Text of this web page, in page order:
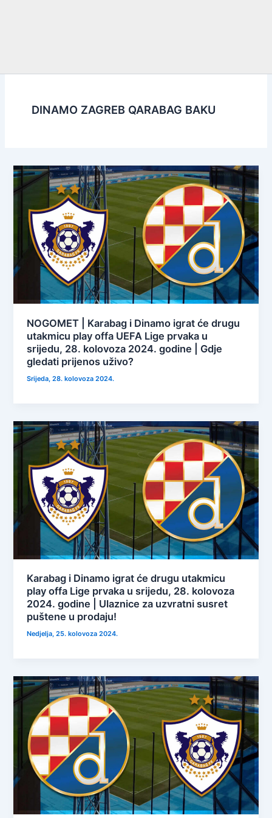
DINAMO ZAGREB QARABAG BAKU
NOGOMET | Karabag i Dinamo igrat će drugu
utakmicu play offa UEFA Lige prvaka u
srijedu, 28. kolovoza 2024. godine | Gdje
gledati prijenos uživo?
Srijeda, 28. kolovoza 2024.
Karabag i Dinamo igrat će drugu utakmicu
play offa Lige prvaka u srijedu, 28. kolovoza
2024. godine | Ulaznice za uzvratni susret
puštene u prodaju!
Nedjelja, 25. kolovoza 2024.